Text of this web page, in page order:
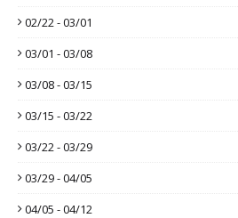
02/22 - 03/01
03/01 - 03/08
03/08 - 03/15
03/15 - 03/22
03/22 - 03/29
03/29 - 04/05
04/05 - 04/12